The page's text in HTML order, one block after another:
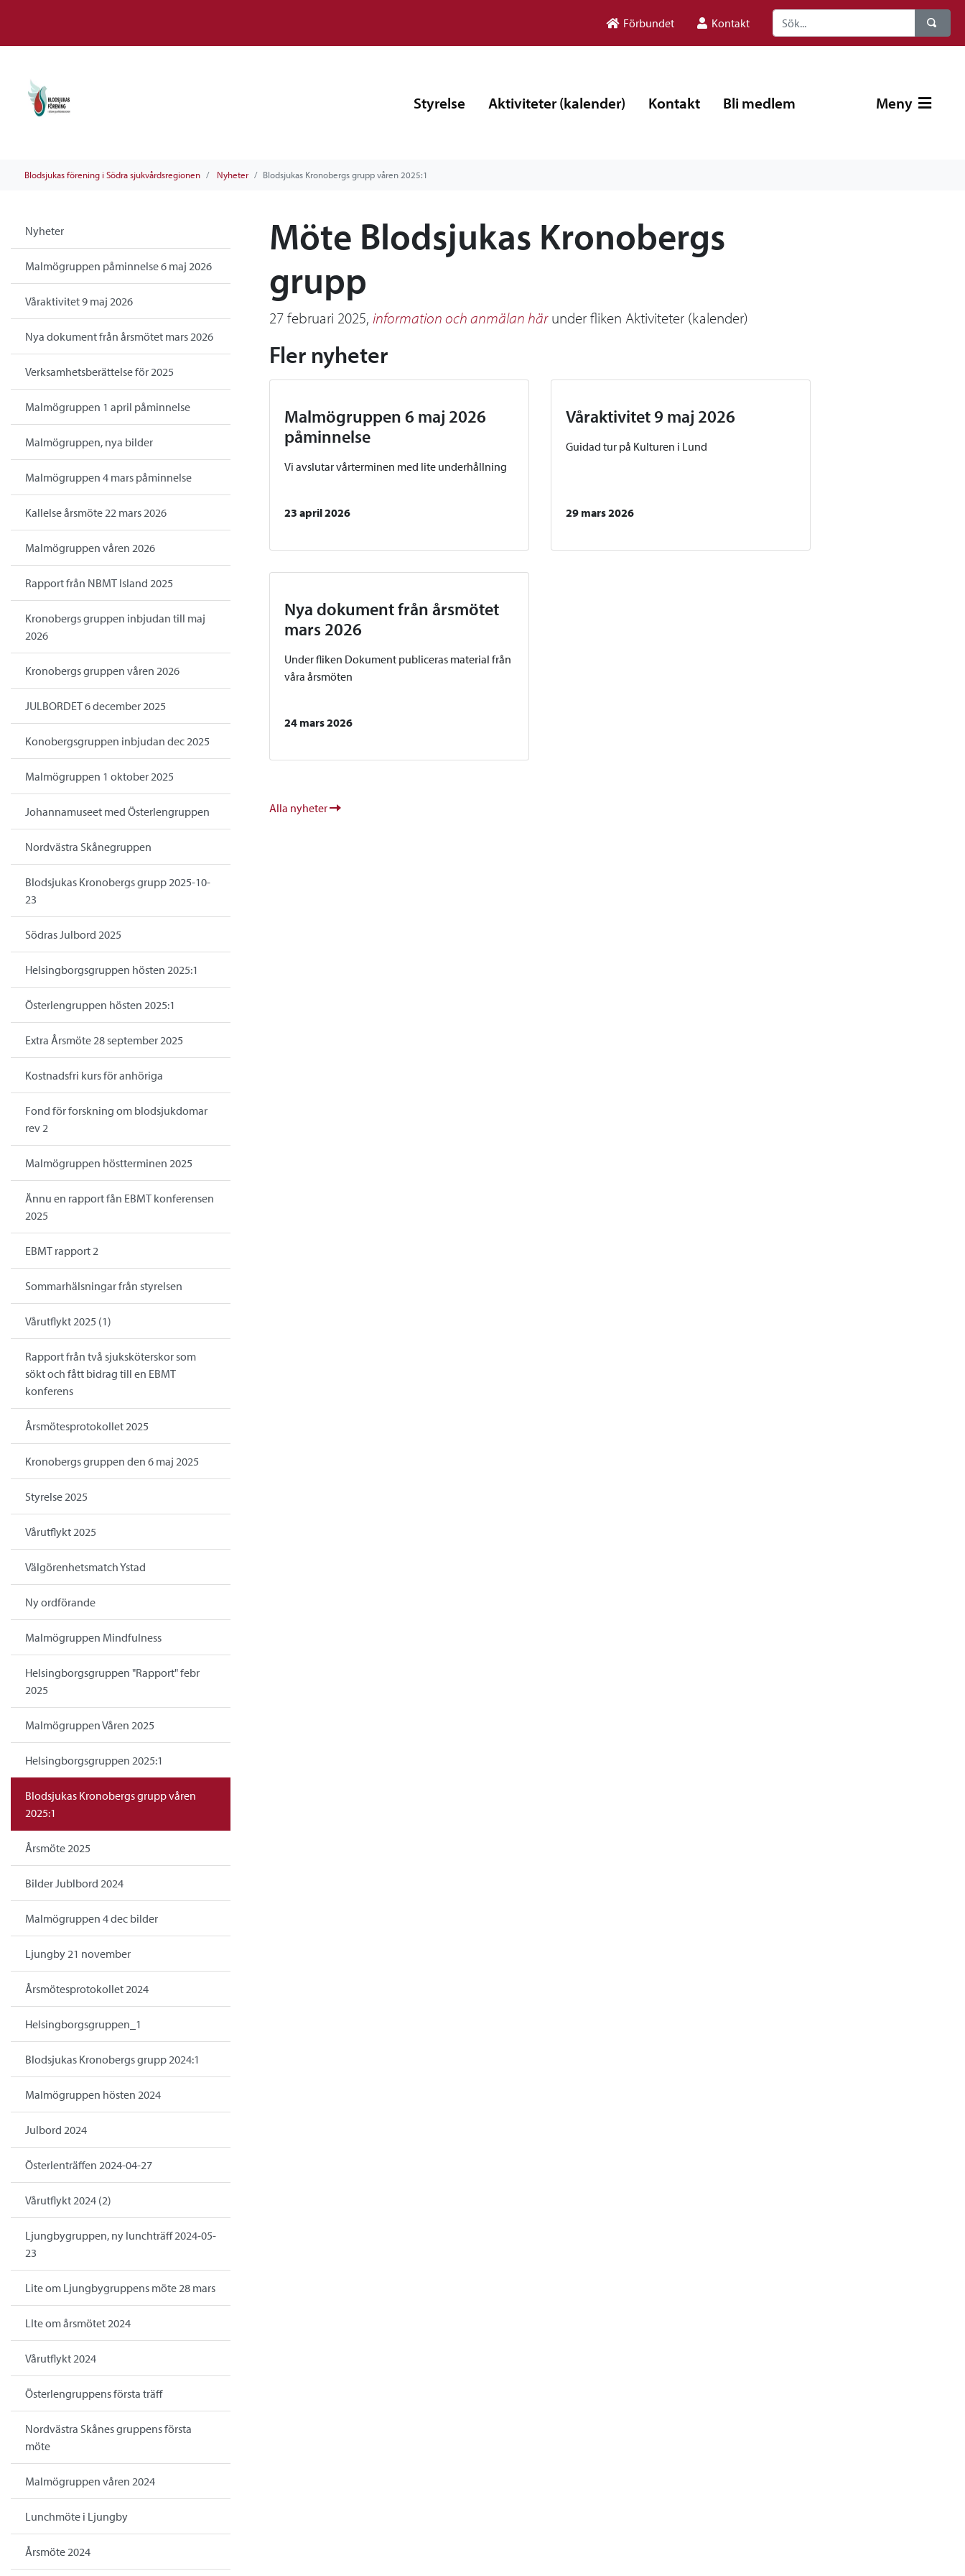
Förbundet Kontakt
Styrelse Aktiviteter (kalender) Kontakt Bli medlem Meny
Blodsjukas förening i Södra sjukvårdsregionen Nyheter Blodsjukas Kronobergs grupp våren 2025:1
Nyheter
Malmögruppen påminnelse 6 maj 2026
Våraktivitet 9 maj 2026
Nya dokument från årsmötet mars 2026
Verksamhetsberättelse för 2025
Malmögruppen 1 april påminnelse
Malmögruppen, nya bilder
Malmögruppen 4 mars påminnelse
Kallelse årsmöte 22 mars 2026
Malmögruppen våren 2026
Rapport från NBMT Island 2025
Kronobergs gruppen inbjudan till maj
2026
Kronobergs gruppen våren 2026
JULBORDET 6 december 2025
Konobergsgruppen inbjudan dec 2025
Malmögruppen 1 oktober 2025
Johannamuseet med Österlengruppen
Nordvästra Skånegruppen
Blodsjukas Kronobergs grupp 2025-10-
23
Södras Julbord 2025
Helsingborgsgruppen hösten 2025:1
Österlengruppen hösten 2025:1
Extra Årsmöte 28 september 2025
Kostnadsfri kurs för anhöriga
Fond för forskning om blodsjukdomar
rev 2
Malmögruppen höstterminen 2025
Ännu en rapport fån EBMT konferensen
2025
EBMT rapport 2
Sommarhälsningar från styrelsen
Vårutflykt 2025 (1)
Rapport från två sjuksköterskor som
sökt och fått bidrag till en EBMT
konferens
Årsmötesprotokollet 2025
Kronobergs gruppen den 6 maj 2025
Styrelse 2025
Vårutflykt 2025
Välgörenhetsmatch Ystad
Ny ordförande
Malmögruppen Mindfulness
Helsingborgsgruppen "Rapport" febr
2025
Malmögruppen Våren 2025
Helsingborgsgruppen 2025:1
Blodsjukas Kronobergs grupp våren
2025:1
Årsmöte 2025
Bilder Jublbord 2024
Malmögruppen 4 dec bilder
Ljungby 21 november
Årsmötesprotokollet 2024
Helsingborgsgruppen_1
Blodsjukas Kronobergs grupp 2024:1
Malmögruppen hösten 2024
Julbord 2024
Österlenträffen 2024-04-27
Vårutflykt 2024 (2)
Ljungbygruppen, ny lunchträff 2024-05-
23
Lite om Ljungbygruppens möte 28 mars
LIte om årsmötet 2024
Vårutflykt 2024
Österlengruppens första träff
Nordvästra Skånes gruppens första
möte
Malmögruppen våren 2024
Lunchmöte i Ljungby
Årsmöte 2024
Möte Blodsjukas Kronobergs
grupp
27 februari 2025, information och anmälan härunder fliken Aktiviteter (kalender)
Fler nyheter
Malmögruppen 6 maj 2026
påminnelse
Vi avslutar vårterminen med lite underhållning
23 april 2026
Våraktivitet 9 maj 2026
Guidad tur på Kulturen i Lund
29 mars 2026
Nya dokument från årsmötet
mars 2026
Under fliken Dokument publiceras material från
våra årsmöten
24 mars 2026
Alla nyheter